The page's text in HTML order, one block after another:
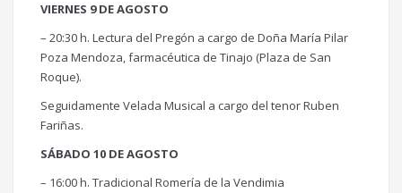
VIERNES 9 DE AGOSTO
– 20:30 h. Lectura del Pregón a cargo de Doña María Pilar
Poza Mendoza, farmacéutica de Tinajo (Plaza de San
Roque).
Seguidamente Velada Musical a cargo del tenor Ruben
Fariñas.
SÁBADO 10 DE AGOSTO
– 16:00 h. Tradicional Romería de la Vendimia